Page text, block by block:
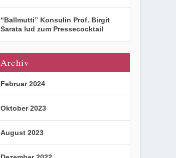
“Ballmutti” Konsulin Prof. Birgit
Sarata lud zum Pressecocktail
Archiv
Februar 2024
Oktober 2023
August 2023